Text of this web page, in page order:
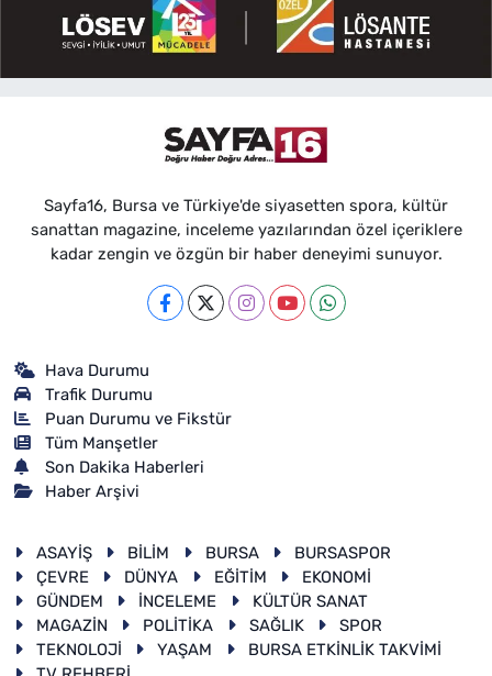
Sayfa16, Bursa ve Türkiye'de siyasetten spora, kültür
sanattan magazine, inceleme yazılarından özel içeriklere
kadar zengin ve özgün bir haber deneyimi sunuyor.
Hava Durumu
Trafik Durumu
Puan Durumu ve Fikstür
Tüm Manşetler
Son Dakika Haberleri
Haber Arşivi
ASAYİŞ BİLİM BURSA
BURSASPOR
ÇEVRE
DÜNYA EĞİTİM
EKONOMİ
GÜNDEM
İNCELEME
KÜLTÜR SANAT
MAGAZİN
POLİTİKA SAĞLIK
SPOR
TEKNOLOJİ
YAŞAM
BURSA ETKİNLİK TAKVİMİ